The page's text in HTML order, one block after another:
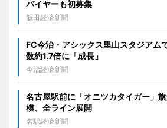
バイヤーも初募集
飯田経済新聞
FC今治・アシックス里山スタジア
数約1.7倍に「成長」
今治経済新聞
名古屋駅前に「オニツカタイガー」
模、全ライン展開
名駅経済新聞